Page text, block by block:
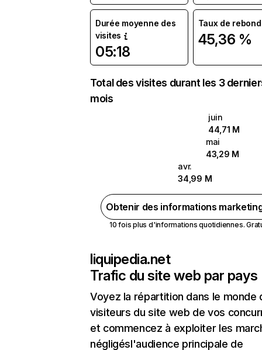
Durée moyenne des
visites
05:18
Taux de rebond
45,36 %
Total des visites durant les 3
mois
juin
44,71 M
mai
43,29 M
avr.
34,99 M
Obtenir des informations
10 fois plus d'informations quotidiennes.
liquipedia.net
Trafic du site web par pays
Voyez la répartition dans le monde
visiteurs du site web de vos
et commencez à exploiter les
négligésl'audience principale de